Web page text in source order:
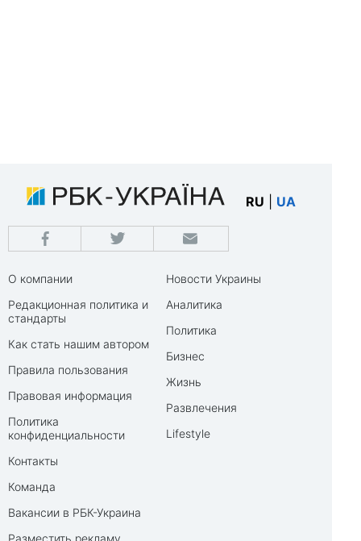
RU UA
О компании
Редакционная политика и
стандарты
Как стать нашим автором
Правила пользования
Правовая информация
Политика
конфиденциальности
Контакты
Команда
Вакансии в РБК-Украина
Разместить рекламу
Новости Украины
Аналитика
Политика
Бизнес
Жизнь
Развлечения
Lifestyle